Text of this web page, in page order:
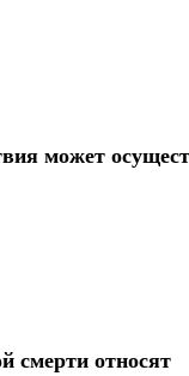
может
смерти относят